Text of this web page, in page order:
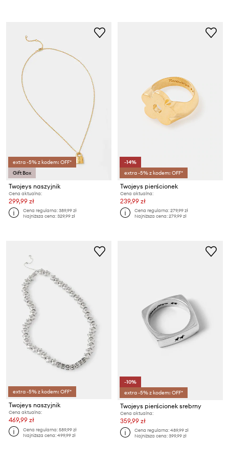
extra -5% z kodem: OFF*
Gift Box
Twojeys naszyjnik
Cena aktualna:
299,99 zł
Cena regularna:389,99 zł
Najniższa cena:329,99 zł
-14%
extra -5% z kodem: OFF*
Twojeys pierścionek
Cena aktualna:
239,99 zł
Cena regularna:279,99 zł
Najniższa cena:279,99 zł
extra -5% z kodem: OFF*
Twojeys naszyjnik
Cena aktualna:
469,99 zł
Cena regularna:589,99 zł
Najniższa cena:499,99 zł
-10%
extra -5% z kodem: OFF*
Twojeys pierścionek srebrny
Cena aktualna:
359,99 zł
Cena regularna:489,99 zł
Najniższa cena:399,99 zł